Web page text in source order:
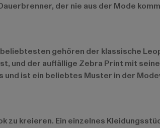
der nie aus der Mode
gehören der klassische
und der auffällige Zebra Print mit
und ist ein beliebtes Muster in der
kreieren. Ein einzelnes